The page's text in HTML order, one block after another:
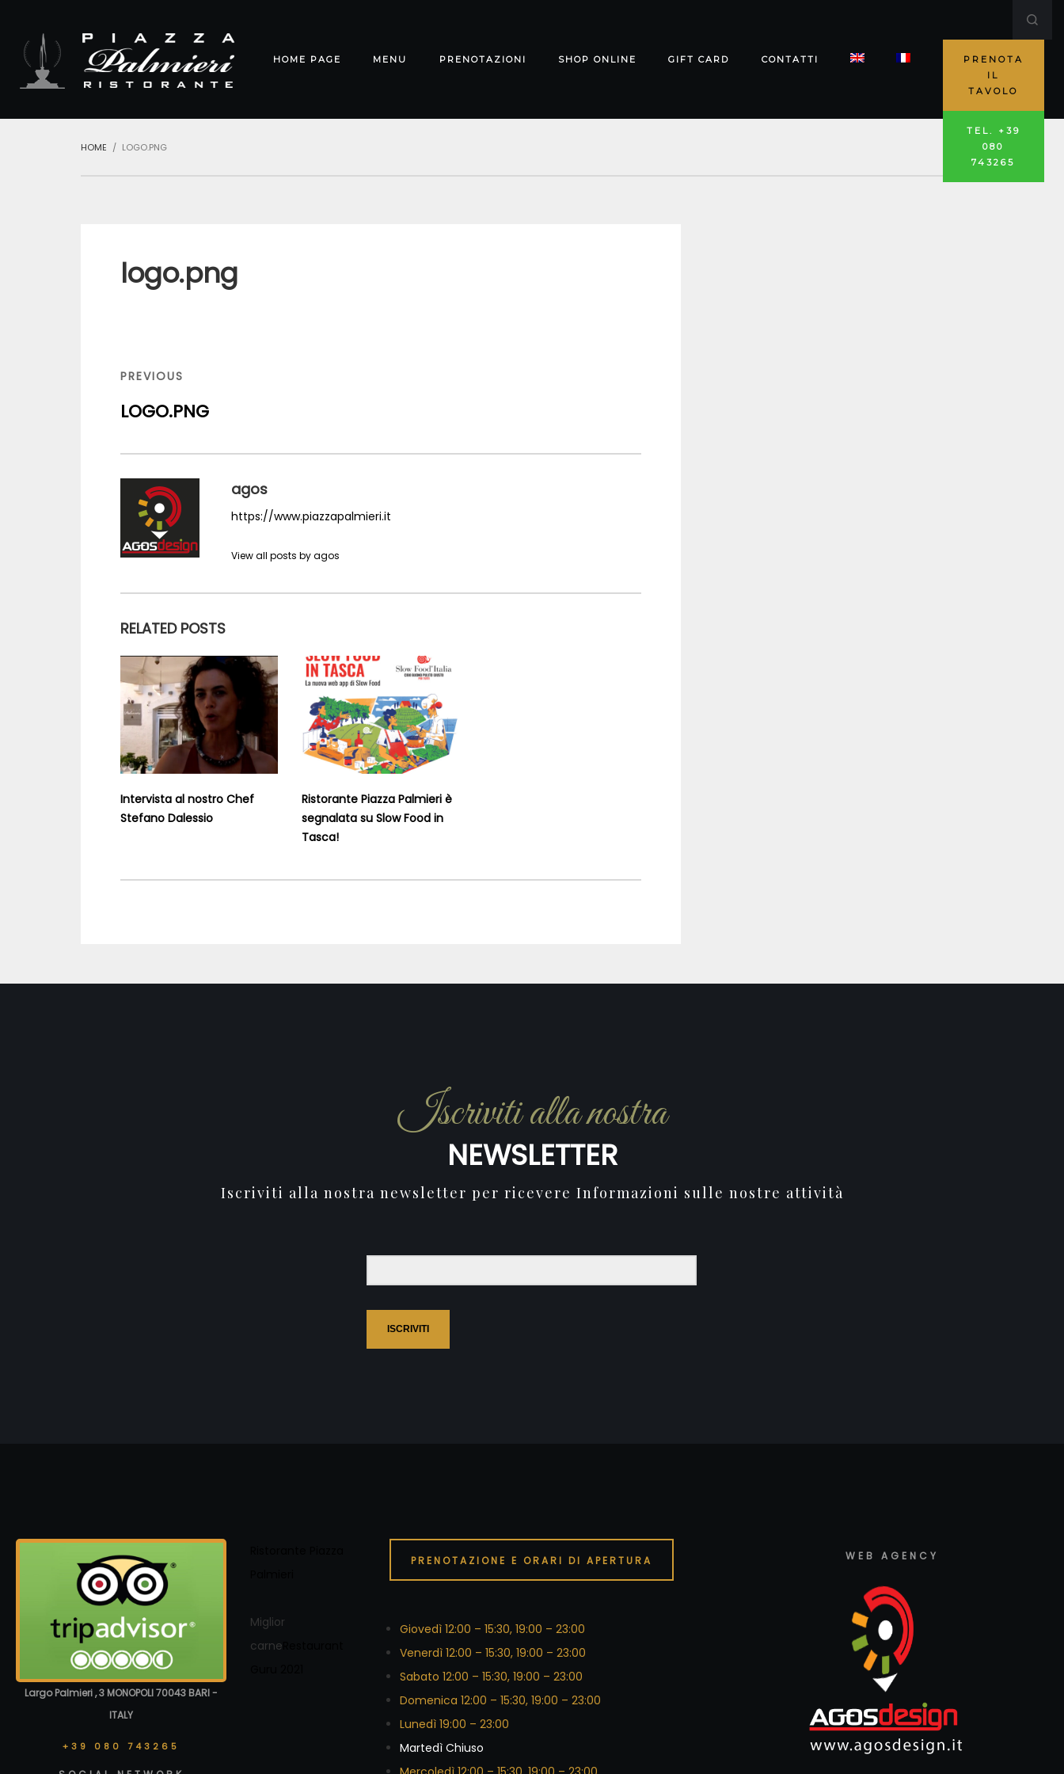
HOME PAGE MENU PRENOTAZIONI SHOP ONLINE GIFT CARD CONTATTI
PRENOTA
IL
TAVOLO
TEL. +39
080
743265
HOME LOGO.PNG
logo.png
articoli
PREVIOUS
PREVIOUS
LOGO.PNG
agos
https://www.piazzapalmieri.it
View all posts by agos
RELATED POSTS
Intervista al nostro Chef
Stefano Dalessio
Ristorante Piazza Palmieri è
segnalata su Slow Food in
Tasca!
Iscriviti alla nostra
NEWSLETTER
Iscriviti alla nostra newsletter per ricevere Informazioni sulle nostre attività
ISCRIVITI
Largo Palmieri , 3 MONOPOLI 70043 BARI -
ITALY
+39 080 743265
Miglior
carne
PRENOTAZIONE E ORARI DI APERTURA
Giovedì 12:00 – 15:30, 19:00 – 23:00
Venerdì 12:00 – 15:30, 19:00 – 23:00
Sabato 12:00 – 15:30, 19:00 – 23:00
Domenica 12:00 – 15:30, 19:00 – 23:00
Lunedì 19:00 – 23:00
Martedì Chiuso
WEB AGENCY